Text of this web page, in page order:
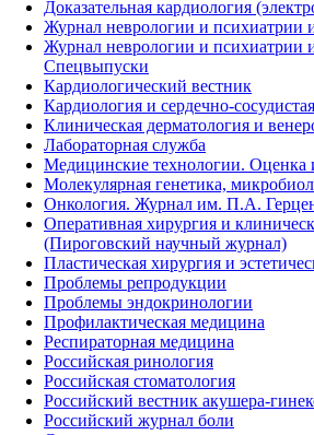
Доказательная кардиология
Журнал неврологии и психиатрии
Журнал неврологии и психиатрии
Спецвыпуски
Кардиологический вестник
Кардиология и сердечно-
Клиническая дерматология и
Лабораторная служба
Медицинские технологии. Оценка
Молекулярная генетика,
Онкология. Журнал им. П.А.
Оперативная хирургия и
(Пироговский научный журнал)
Пластическая хирургия и
Проблемы репродукции
Проблемы эндокринологии
Профилактическая медицина
Респираторная медицина
Российская ринология
Российская стоматология
Российский вестник акушера-
Российский журнал боли